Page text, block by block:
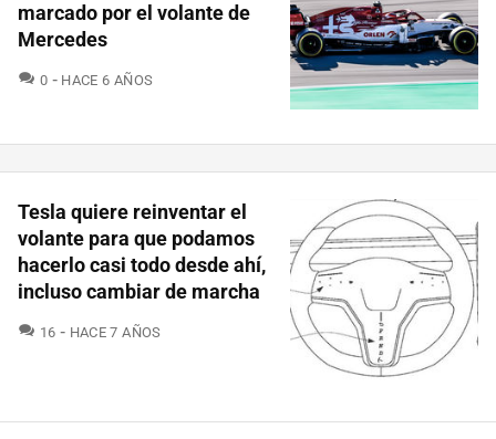
marcado por el volante de
Mercedes
0 COMENTARIOS
HACE 6 AÑOS
Tesla quiere reinventar el
volante para que podamos
hacerlo casi todo desde ahí,
incluso cambiar de marcha
16 COMENTARIOS
HACE 7 AÑOS